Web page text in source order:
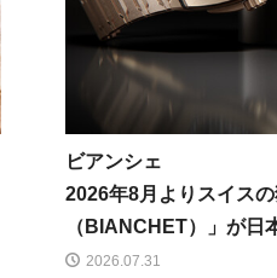
ビアンシェ
2026年8月よりスイス
（BIANCHET）」が日
2026.07.31